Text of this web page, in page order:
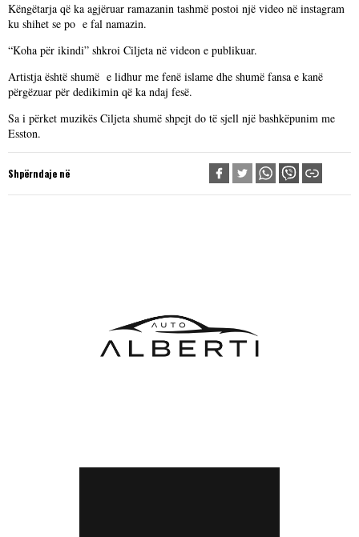
Këngëtarja që ka agjëruar ramazanin tashmë postoi një video në instagram
ku shihet se po e fal namazin.
“Koha për ikindi” shkroi Ciljeta në videon e publikuar.
Artistja është shumë e lidhur me fenë islame dhe shumë fansa e kanë
përgëzuar për dedikimin që ka ndaj fesë.
Sa i përket muzikës Ciljeta shumë shpejt do të sjell një bashkëpunim me
Esston.
Shpërndaje në